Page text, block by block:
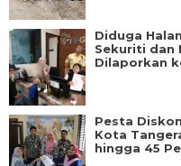
Diduga
Sekuriti dan
Dilaporkan
Pesta
Kota
hingga 45